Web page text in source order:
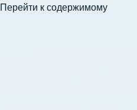
Перейти к содержимому